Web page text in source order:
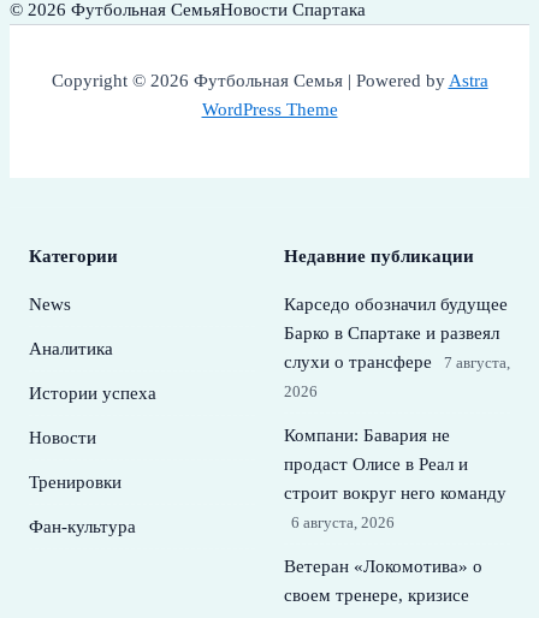
© 2026 Футбольная СемьяНовости Спартака
Copyright © 2026 Футбольная Семья | Powered byAstra
WordPress Theme
Категории
News
Аналитика
Истории успеха
Новости
Тренировки
Фан-культура
Недавние публикации
Карседо обозначил будущее
Барко в Спартаке и развеял
слухи о трансфере
7 августа,
2026
Компани: Бавария не
продаст Олисе в Реал и
строит вокруг него команду
6 августа, 2026
Ветеран «Локомотива» о
своем тренере, кризисе